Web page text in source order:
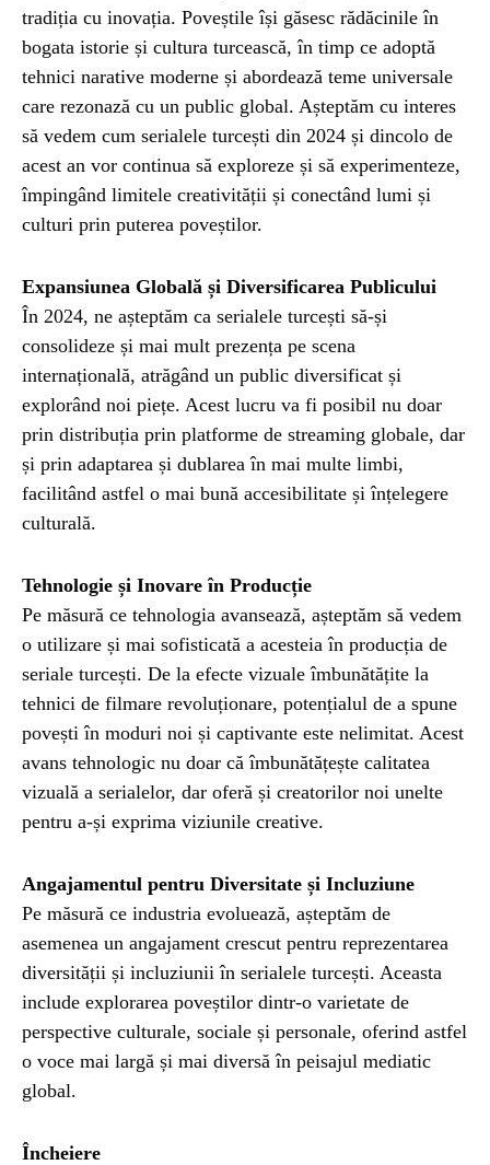
tradiția cu inovația. Poveștile își găsesc rădăcinile în
bogata istorie și cultura turcească, în timp ce adoptă
tehnici narative moderne și abordează teme universale
care rezonază cu un public global. Așteptăm cu interes
să vedem cum serialele turcești din 2024 și dincolo de
acest an vor continua să exploreze și să experimenteze,
împingând limitele creativității și conectând lumi și
culturi prin puterea poveștilor.
Expansiunea Globală și Diversificarea Publicului
În 2024, ne așteptăm ca serialele turcești să-și
consolideze și mai mult prezența pe scena
internațională, atrăgând un public diversificat și
explorând noi piețe. Acest lucru va fi posibil nu doar
prin distribuția prin platforme de streaming globale, dar
și prin adaptarea și dublarea în mai multe limbi,
facilitând astfel o mai bună accesibilitate și înțelegere
culturală.
Tehnologie și Inovare în Producție
Pe măsură ce tehnologia avansează, așteptăm să vedem
o utilizare și mai sofisticată a acesteia în producția de
seriale turcești. De la efecte vizuale îmbunătățite la
tehnici de filmare revoluționare, potențialul de a spune
povești în moduri noi și captivante este nelimitat. Acest
avans tehnologic nu doar că îmbunătățește calitatea
vizuală a serialelor, dar oferă și creatorilor noi unelte
pentru a-și exprima viziunile creative.
Angajamentul pentru Diversitate și Incluziune
Pe măsură ce industria evoluează, așteptăm de
asemenea un angajament crescut pentru reprezentarea
diversității și incluziunii în serialele turcești. Aceasta
include explorarea poveștilor dintr-o varietate de
perspective culturale, sociale și personale, oferind astfel
o voce mai largă și mai diversă în peisajul mediatic
global.
Încheiere